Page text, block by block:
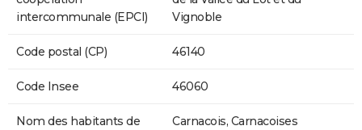
intercommunale (EPCI)
Vignoble
Code postal (CP) 46140
Code Insee 46060
Nom des habitants de
Carnacois, Carnacoises